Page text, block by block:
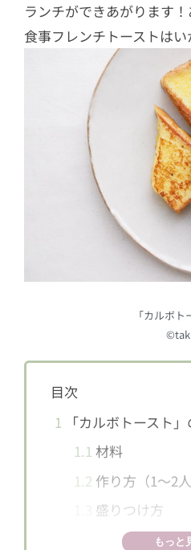
ランチができあがります
食事フレンチトーストはい
「カルボト
目次
1
「カルボトースト
1.1 材料
1.2 作り方（1〜2人
盛りつけ方
フレンチトースト
もっと